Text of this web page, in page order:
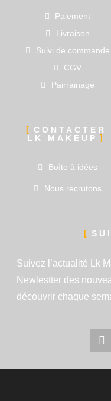
Paiement
Livraison
Suivi de commande
CGV
Pairrainage
CONTACTER
LK MAKEUP
Boîte à idées
Nous recrutons
Suivez l’actualité Lk
Newlestter des
découvrir chaque